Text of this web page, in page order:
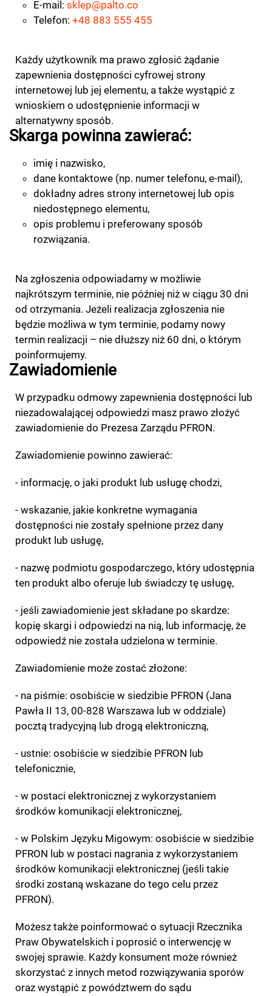
E-mail: sklep@palto.co
Telefon: +48 883 555 455
Każdy użytkownik ma prawo zgłosić żądanie
zapewnienia dostępności cyfrowej strony
internetowej lub jej elementu, a także wystąpić z
wnioskiem o udostępnienie informacji w
alternatywny sposób.
Skarga powinna zawierać:
imię i nazwisko,
dane kontaktowe (np. numer telefonu, e-mail),
dokładny adres strony internetowej lub opis
niedostępnego elementu,
opis problemu i preferowany sposób
rozwiązania.
Na zgłoszenia odpowiadamy w możliwie
najkrótszym terminie, nie później niż w ciągu 30 dni
od otrzymania. Jeżeli realizacja zgłoszenia nie
będzie możliwa w tym terminie, podamy nowy
termin realizacji – nie dłuższy niż 60 dni, o którym
poinformujemy.
Zawiadomienie
W przypadku odmowy zapewnienia dostępności lub
niezadowalającej odpowiedzi masz prawo złożyć
zawiadomienie do Prezesa Zarządu PFRON.
Zawiadomienie powinno zawierać:
- informację, o jaki produkt lub usługę chodzi,
- wskazanie, jakie konkretne wymagania
dostępności nie zostały spełnione przez dany
produkt lub usługę,
- nazwę podmiotu gospodarczego, który udostępnia
ten produkt albo oferuje lub świadczy tę usługę,
- jeśli zawiadomienie jest składane po skardze:
kopię skargi i odpowiedzi na nią, lub informację, że
odpowiedź nie została udzielona w terminie.
Zawiadomienie może zostać złożone:
- na piśmie: osobiście w siedzibie PFRON (Jana
Pawła II 13, 00-828 Warszawa lub w oddziale)
pocztą tradycyjną lub drogą elektroniczną,
- ustnie: osobiście w siedzibie PFRON lub
telefonicznie,
- w postaci elektronicznej z wykorzystaniem
środków komunikacji elektronicznej,
- w Polskim Języku Migowym: osobiście w siedzibie
PFRON lub w postaci nagrania z wykorzystaniem
środków komunikacji elektronicznej (jeśli takie
środki zostaną wskazane do tego celu przez
PFRON).
Możesz także poinformować o sytuacji Rzecznika
Praw Obywatelskich i poprosić o interwencję w
swojej sprawie. Każdy konsument może również
skorzystać z innych metod rozwiązywania sporów
oraz wystąpić z powództwem do sądu